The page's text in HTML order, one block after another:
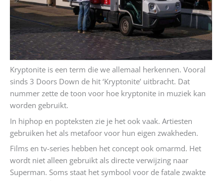
Kryptonite is een term die we allemaal herkennen. Vooral
sinds 3 Doors Down de hit ‘Kryptonite’ uitbracht. Dat
nummer zette de toon voor hoe kryptonite in muziek kan
worden gebruikt.
In hiphop en popteksten zie je het ook vaak. Artiesten
gebruiken het als metafoor voor hun eigen zwakheden.
Films en tv-series hebben het concept ook omarmd. Het
wordt niet alleen gebruikt als directe verwijzing naar
Superman. Soms staat het symbool voor de fatale zwakte